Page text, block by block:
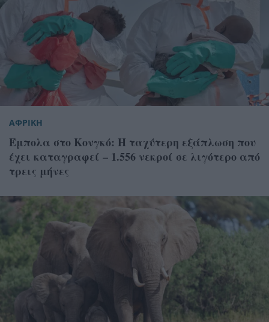
ΑΦΡΙΚΗ
Έμπολα στο Κονγκό: Η ταχύτερη εξάπλωση που
έχει καταγραφεί – 1.556 νεκροί σε λιγότερο από
τρεις μήνες